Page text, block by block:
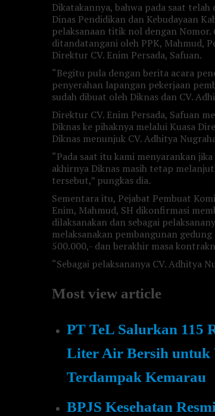
Dikatakannya, bahwa pada saat
Dinas Pendidikan dan Kebudayaan
pelaksanaan titik nol dengan
ditandatangani oleh PPK, Mahmud,
Direktur CV. Enim Persada, Safuan.
“Begitu pula dengan berita acara
penyerahan lapangan pekerjaan
sudah dibuat oleh Diknas dan CV.
Direktur CV. Enim Persada, Safuan
Diknas ke pihaknya melalui Kuasa
Diknas menunjuk CV. Adhitya
“Pada saat itu kami menyarankan
akhirnya Diknas masih tetap
tersebut,” pungkas dia.
Sementara itu, Pejabat Pembuat
Enim, Mahmud, SH dikonfirmasi
dilaksanakan dan sebagai
melaksanakan pembangunan
500.000,- dan berakhir masa
“Sebagai pelaksananya CV. Adhitya
Most view article
PT TeL Salurkan 115
Liter Air Bersih untuk
Terdampak Kemarau
BPJS Kesehatan